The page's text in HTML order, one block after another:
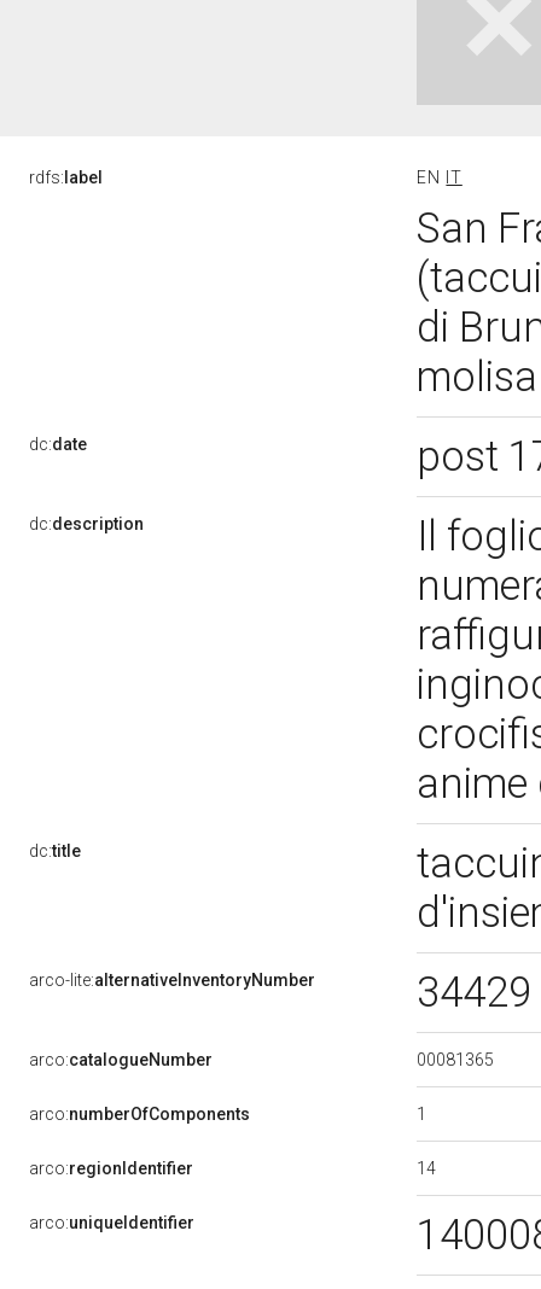
rdfs: label EN IT
San
di
dc:date post
dc:description
Il
dc:title
arco-lite:alternativeInventoryNumber
arco:catalogueNumber 00081365
arco:numberOfComponents 1
arco:regionIdentifier 14
arco:uniqueIdentifier